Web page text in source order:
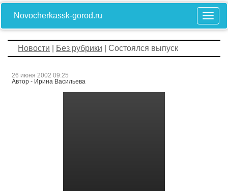
Novocherkassk-gorod.ru
Новости Без рубрики | Состоялся выпуск
26 июня 2002 09:25
Автор - Ирина Васильева